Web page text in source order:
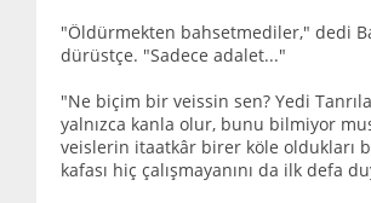
"Öldürmekten bahsetmediler," dedi
dürüstçe. "Sadece adalet..."
"Ne biçim bir veissin sen? Yedi
yalnızca kanla olur, bunu bilmiyor
veislerin itaatkâr birer köle oldukları
kafası hiç çalışmayanını da ilk defa